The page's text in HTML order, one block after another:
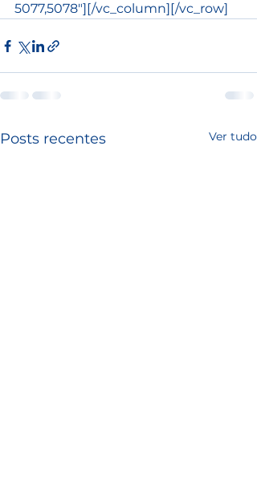
5077,5078″][/vc_column][/vc_row]
Posts recentes Ver tudo